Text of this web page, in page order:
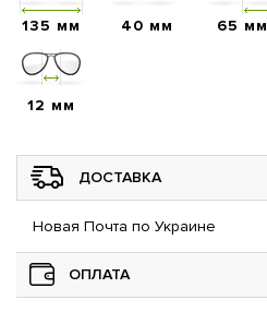
135 мм 40 мм 65 мм
12 мм
ДОСТАВКА
Новая Почта по Украине
ОПЛАТА